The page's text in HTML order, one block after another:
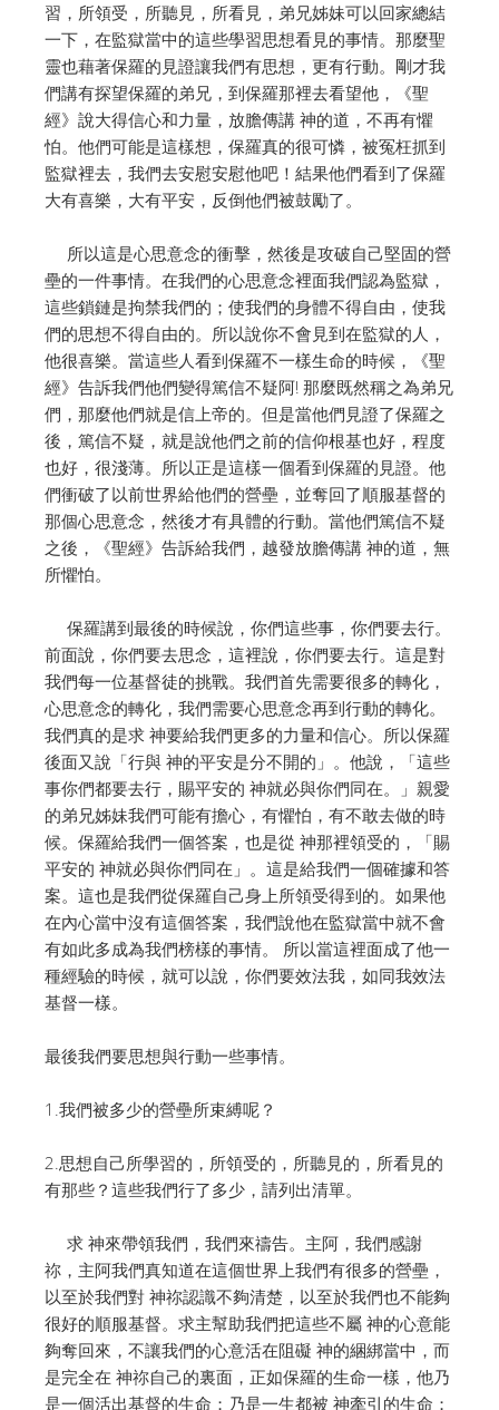
習，所領受，所聽見，所看見，弟兄姊妹可以回家總結
一下，在監獄當中的這些學習思想看見的事情。那麼聖
靈也藉著保羅的見證讓我們有思想，更有行動。剛才我
們講有探望保羅的弟兄，到保羅那裡去看望他，《聖
經》說大得信心和力量，放膽傳講 神的道，不再有懼
怕。他們可能是這樣想，保羅真的很可憐，被冤枉抓到
監獄裡去，我們去安慰安慰他吧！結果他們看到了保羅
大有喜樂，大有平安，反倒他們被鼓勵了。
所以這是心思意念的衝擊，然後是攻破自己堅固的營
壘的一件事情。在我們的心思意念裡面我們認為監獄，
這些鎖鏈是拘禁我們的；使我們的身體不得自由，使我
們的思想不得自由的。所以說你不會見到在監獄的人，
他很喜樂。當這些人看到保羅不一樣生命的時候，《聖
經》告訴我們他們變得篤信不疑阿! 那麼既然稱之為弟兄
們，那麼他們就是信上帝的。但是當他們見證了保羅之
後，篤信不疑，就是說他們之前的信仰根基也好，程度
也好，很淺薄。所以正是這樣一個看到保羅的見證。他
們衝破了以前世界給他們的營壘，並奪回了順服基督的
那個心思意念，然後才有具體的行動。當他們篤信不疑
之後，《聖經》告訴給我們，越發放膽傳講 神的道，無
所懼怕。
保羅講到最後的時候說，你們這些事，你們要去行。
前面說，你們要去思念，這裡說，你們要去行。這是對
我們每一位基督徒的挑戰。我們首先需要很多的轉化，
心思意念的轉化，我們需要心思意念再到行動的轉化。
我們真的是求 神要給我們更多的力量和信心。所以保羅
後面又說「行與 神的平安是分不開的」。他說，「這些
事你們都要去行，賜平安的 神就必與你們同在。」親愛
的弟兄姊妹我們可能有擔心，有懼怕，有不敢去做的時
候。保羅給我們一個答案，也是從 神那裡領受的，「賜
平安的 神就必與你們同在」。這是給我們一個確據和答
案。這也是我們從保羅自己身上所領受得到的。如果他
在內心當中沒有這個答案，我們說他在監獄當中就不會
有如此多成為我們榜樣的事情。 所以當這裡面成了他一
種經驗的時候，就可以說，你們要效法我，如同我效法
基督一樣。
最後我們要思想與行動一些事情。
1.我們被多少的營壘所束縛呢？
2.思想自己所學習的，所領受的，所聽見的，所看見的
有那些？這些我們行了多少，請列出清單。
求 神來帶領我們，我們來禱告。主阿，我們感謝
祢，主阿我們真知道在這個世界上我們有很多的營壘，
以至於我們對 神祢認識不夠清楚，以至於我們也不能夠
很好的順服基督。求主幫助我們把這些不屬 神的心意能
夠奪回來，不讓我們的心意活在阻礙 神的綑綁當中，而
是完全在 神祢自己的裏面，正如保羅的生命一樣，他乃
是一個活出基督的生命；乃是一生都被 神牽引的生命；